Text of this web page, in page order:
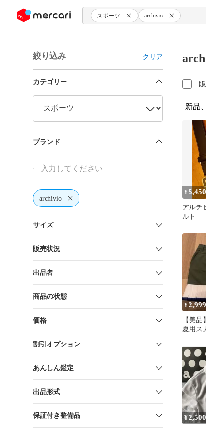
ツにスキップ スポーツ archivio
絞り込み クリア
カテゴリー
ブランド
archivio
サイズ
販売状況
出品者
商品の状態
価格
割引オプション
あんしん鑑定
出品形式
保証付き整備品
新品
¥5,450
アル
ルト
¥2,999
【美品
夏用ス
¥2,500